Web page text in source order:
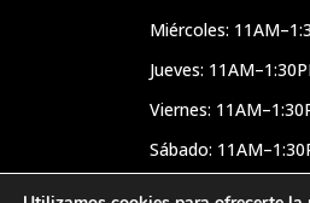
Miércoles:
Jueves:
Viernes:
Sábado: